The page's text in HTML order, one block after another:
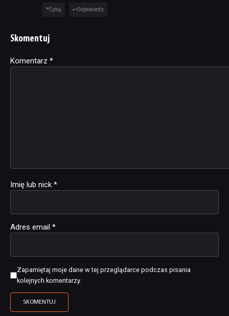
Cytuj Odpowiedz
Skomentuj
Komentarz *
Imię lub nick *
Adres email *
Zapamiętaj moje dane w tej przeglądarce podczas pisania
kolejnych komentarzy.
Alternative: